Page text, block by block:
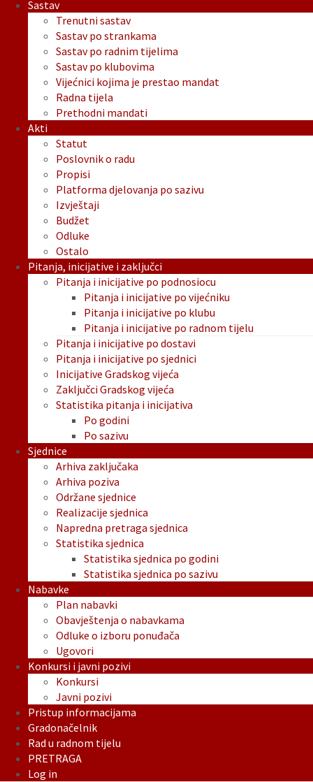
Sastav
Trenutni sastav
Sastav po strankama
Sastav po radnim tijelima
Sastav po klubovima
Vijećnici kojima je prestao mandat
Radna tijela
Prethodni mandati
Akti
Statut
Poslovnik o radu
Propisi
Platforma djelovanja po sazivu
Izvještaji
Budžet
Odluke
Ostalo
Pitanja, inicijative i zaključci
Pitanja i inicijative po podnosiocu
Pitanja i inicijative po vijećniku
Pitanja i inicijative po klubu
Pitanja i inicijative po radnom tijelu
Pitanja i inicijative po dostavi
Pitanja i inicijative po sjednici
Inicijative Gradskog vijeća
Zaključci Gradskog vijeća
Statistika pitanja i inicijativa
Po godini
Po sazivu
Sjednice
Arhiva zaključaka
Arhiva poziva
Održane sjednice
Realizacije sjednica
Napredna pretraga sjednica
Statistika sjednica
Statistika sjednica po godini
Statistika sjednica po sazivu
Nabavke
Plan nabavki
Obavještenja o nabavkama
Odluke o izboru ponuđača
Ugovori
Konkursi i javni pozivi
Konkursi
Javni pozivi
Pristup informacijama
Gradonačelnik
Rad u radnom tijelu
PRETRAGA
Log in